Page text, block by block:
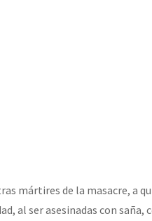
mártires de la masacre, a
al ser asesinadas con saña,